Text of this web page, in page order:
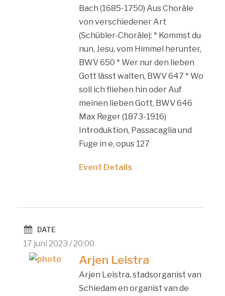
Bach (1685-1750) Aus Choräle
von verschiedener Art
(Schübler-Choräle): * Kommst du
nun, Jesu, vom Himmel herunter,
BWV 650 * Wer nur den lieben
Gott lässt walten, BWV 647 * Wo
soll ich fliehen hin oder Auf
meinen lieben Gott, BWV 646
Max Reger (1873-1916)
Introduktion, Passacaglia und
Fuge in e, opus 127
Event Details
DATE
17 juni 2023 / 20:00
Arjen Leistra
Arjen Leistra, stadsorganist van
Schiedam en organist van de